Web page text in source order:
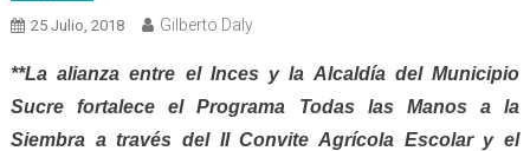
25 Julio, 2018 Gilberto Daly
**La alianza entre el Inces y la Alcaldía del Municipio
Sucre fortalece el Programa Todas las Manos a la
Siembra a través del II Convite Agrícola Escolar y el